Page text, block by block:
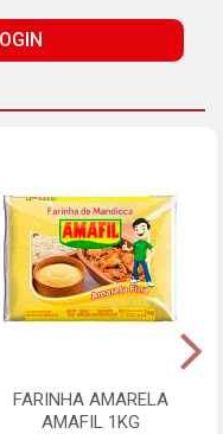
FARINHA AMARELA
AMAFIL 1KG